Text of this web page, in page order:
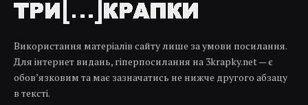
Використання матеріалів сайту лише за умови посилання.
Для інтернет видань, гіперпосилання на 3krapky.net — є
обов’язковим та має зазначатись не нижче другого абзацу
в тексті.